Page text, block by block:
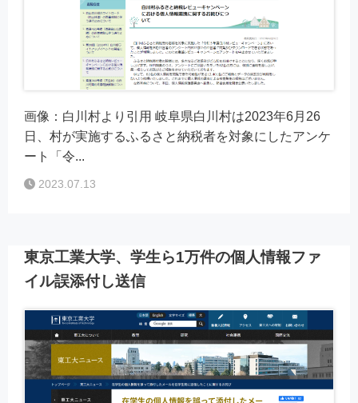
画像：白川村より引用 岐阜県白川村は2023年6月26
日、村が実施するふるさと納税者を対象にしたアンケ
ート「令...
2023.07.13
東京工業大学、学生ら1万件の個人情報ファ
イル誤添付し送信